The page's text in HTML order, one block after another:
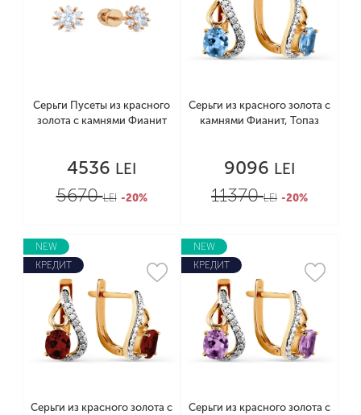
Серьги Пусеты из красного
золота с камнями Фианит
4536 LEI
5670LEI -20%
Серьги из красного золота с
камнями Фианит, Топаз
9096 LEI
11370LEI -20%
NEW
КРЕДИТ
Серьги из красного золота с
NEW
КРЕДИТ
Серьги из красного золота с